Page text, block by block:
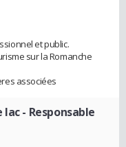
et public.
sur la Romanche
associées
lac- Responsable